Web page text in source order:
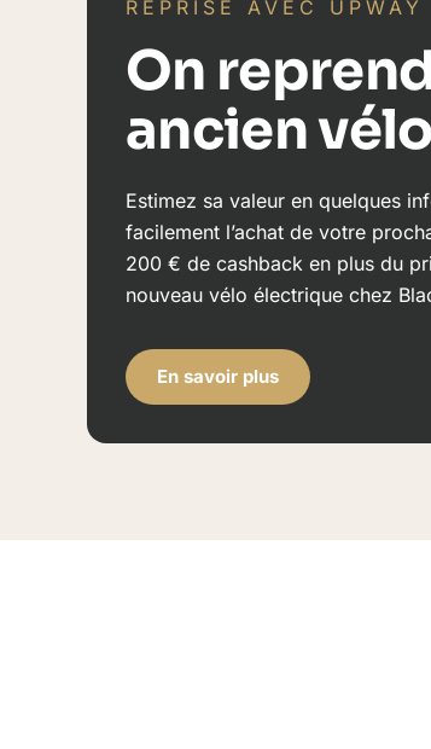
REPRISE AVEC UPWAY
On
ancien
Estimez sa valeur en quelques
facilement l’achat de votre
200 € de cashback en plus du
nouveau vélo électrique chez
En savoir plus